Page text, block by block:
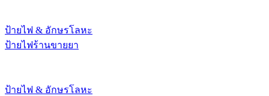
ป้ายไฟ & อักษรโลหะ
ป้ายไฟร้านขายยา
ป้ายไฟ & อักษรโลหะ